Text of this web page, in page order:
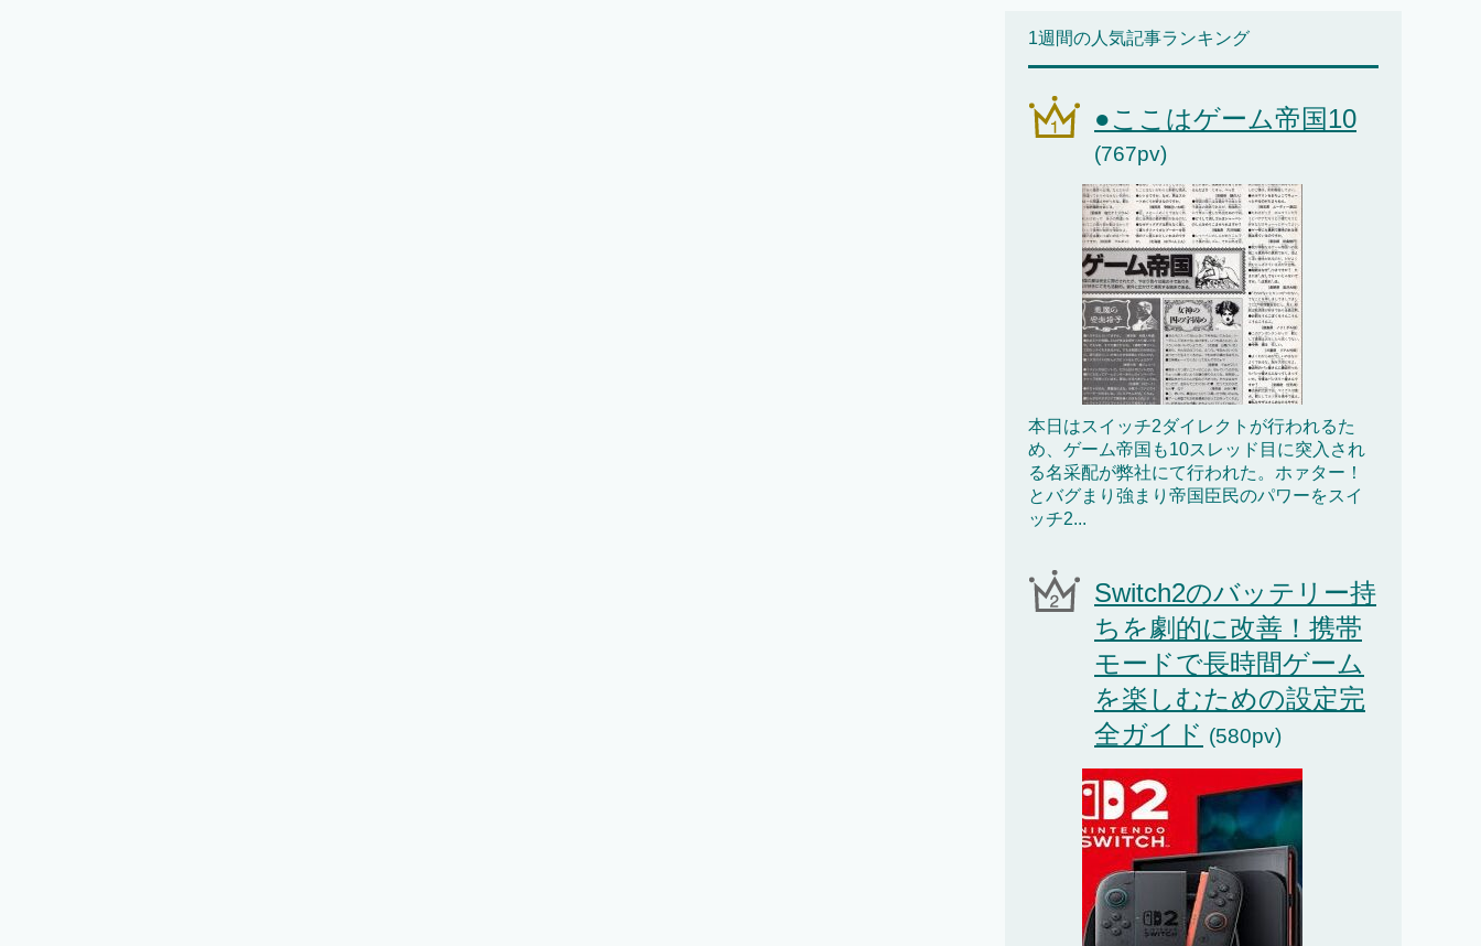
1週間の人気記事ランキング
●ここはゲーム帝国10
(767pv)
本日はスイッチ2ダイレクトが行われるた
め、ゲーム帝国も10スレッド目に突入され
る名采配が弊社にて行われた。ホァター！
とバグまり強まり帝国臣民のパワーをスイ
ッチ2...
Switch2のバッテリー持
ちを劇的に改善！携帯
モードで長時間ゲーム
を楽しむための設定完
全ガイド (580pv)